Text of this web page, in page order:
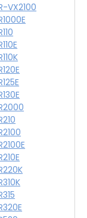
VX2100